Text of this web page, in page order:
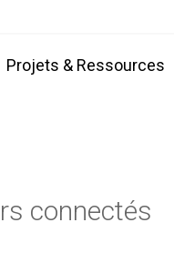
Projets & Ressources
connectés